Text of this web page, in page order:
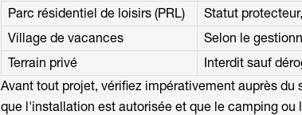
Parc résidentiel de loisirs (PRL)
Statut
Village de vacances
Selon le
Terrain privé
Interdit sauf
Avant tout projet, vérifiez impérativement auprès
que l'installation est autorisée et que le camping ou